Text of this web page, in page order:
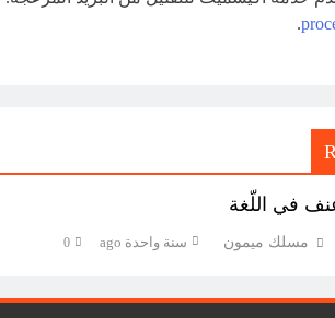
.
في اللّغة
مسلك ميمون سنة واحدة ago 0